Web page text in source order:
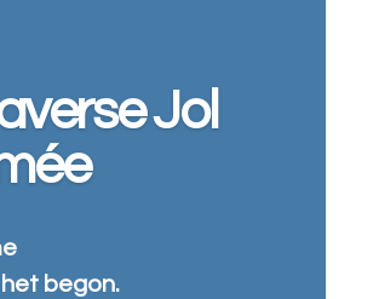
Jol
het begon.